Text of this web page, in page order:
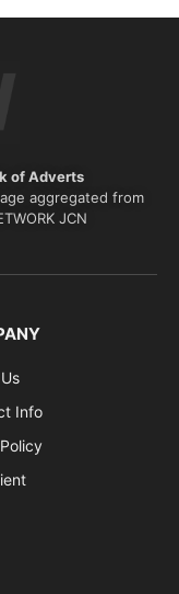
of Adverts
aggregated from
JCN
Info